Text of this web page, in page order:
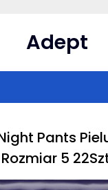
Adept
Pants
Rozmiar 5